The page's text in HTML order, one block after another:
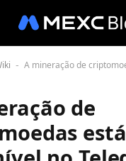
- A mineração de criptomoedas
de
está